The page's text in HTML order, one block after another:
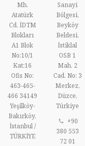
Mh.
Atatürk
Cd. İDTM
Blokları
A1 Blok
No:10/1
Kat:16
Ofis No:
463-465-
466 34149
Yeşilköy-
Bakırköy,
İstanbul /
TÜRKİYE
Sanayi
Bölgesi,
Beyköy
Beldesi,
İstiklal
OSB 1
Mah. 2
Cad. No: 3
Merkez,
Düzce,
Türkiye
+90
380 553
72 01